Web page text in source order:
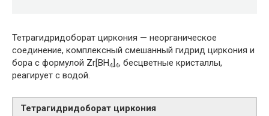
Тетрагидридоборат циркония — неорганическое
соединение, комплексный смешанный гидрид циркония и
бора с формулой Zr[BH4]4, бесцветные кристаллы,
реагирует с водой.
Тетрагидридоборат циркония